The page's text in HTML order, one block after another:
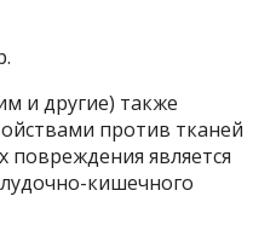
и другие) также
против тканей
повреждения является
кишечного